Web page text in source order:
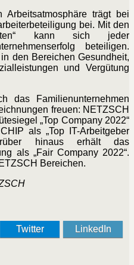
trägt bei
bei. Mit den
kann sich jeder
beteiligen.
den Bereichen Gesundheit,
und Vergütung
das Familienunternehmen
freuen: NETZSCH
„Top Company 2022“
als „Top IT-Arbeitgeber
hinaus erhält das
als „Fair Company 2022“.
Bereichen.
Twitter LinkedIn